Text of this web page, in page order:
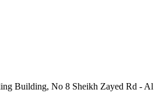
Building, No 8 Sheikh Zayed Rd -